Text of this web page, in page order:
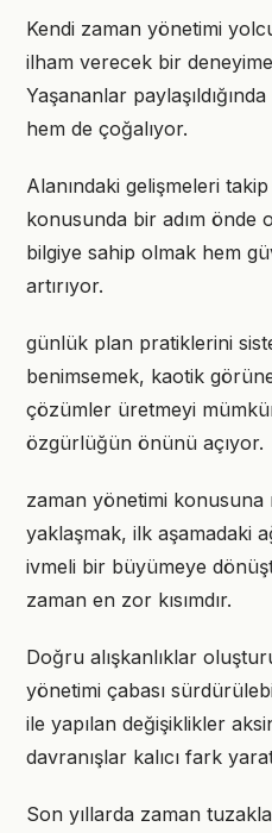
Kendi zaman yönetimi
ilham verecek bir
Yaşananlar
hem de çoğalıyor.
Alanındaki gelişmeleri
konusunda bir adım önde
bilgiye sahip olmak hem
artırıyor.
günlük plan pratiklerini
benimsemek, kaotik
çözümler üretmeyi
özgürlüğün önünü açıyor.
zaman yönetimi konusuna
yaklaşmak, ilk aşamadaki
ivmeli bir büyümeye
zaman en zor kısımdır.
Doğru alışkanlıklar
yönetimi çabası
ile yapılan değişiklikler
davranışlar kalıcı fark
Son yıllarda zaman